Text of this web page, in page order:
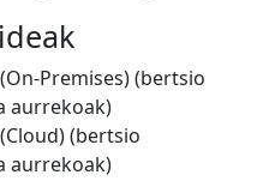
Premises) (bertsio
aurrekoak)
(bertsio
aurrekoak)